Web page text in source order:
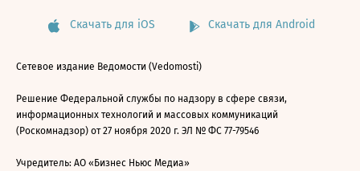
Скачать для iOS Скачать для Android
Сетевое издание Ведомости (Vedomosti)
Решение Федеральной службы по надзору в сфере связи,
информационных технологий и массовых коммуникаций
(Роскомнадзор) от 27 ноября 2020 г. ЭЛ № ФС 77-79546
Учредитель: АО «Бизнес Ньюс Медиа»